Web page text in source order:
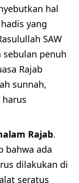
hal
yang
SAW
penuh
Rajab
sunnah,
harus
Rajab.
bahwa ada
dilakukan di
seratus